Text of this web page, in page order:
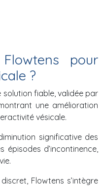
pour
?
solution fiable, validée par
une amélioration
vésicale.
significative des
épisodes d’incontinence,
Flowtens s’intègre